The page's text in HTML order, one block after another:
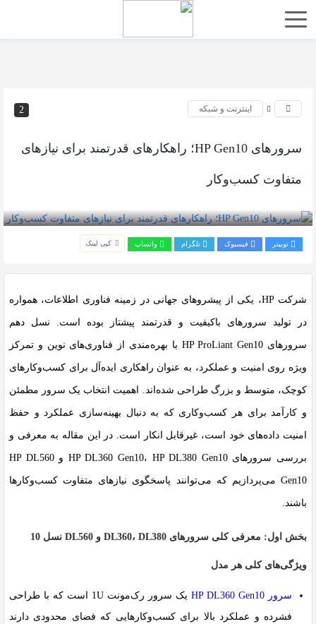
2 اینترنت و شبکه
سرورهای HP Gen10؛ راهکارهای قدرتمند برای نیازهای
متفاوت کسب‌وکار
توییتر فیسبوک تلگرام واتساپ کپی لینک
شرکت HP، یکی از پیشروهای جهانی در زمینه فناوری اطلاعات، همواره
در تولید سرورهای باکیفیت و قدرتمند پیشتاز بوده است. نسل دهم
سرورهای HP ProLiant Gen10 با بهره‌مندی از فناوری‌های نوین و تمرکز
ویژه روی امنیت و عملکرد، به عنوان راهکاری ایده‌آل برای کسب‌وکارهای
کوچک، متوسط و بزرگ طراحی شده‌اند. اهمیت انتخاب یک سرور مطمئن
و کارآمد برای هر کسب‌وکاری که به دنبال بهینه‌سازی عملکرد و حفظ
امنیت داده‌های خود است، غیرقابل انکار است. در این مقاله به معرفی و
بررسی سرورهای HP DL360 Gen10، HP DL380 Gen10 و HP DL560
Gen10 می‌پردازیم که می‌توانند پاسخگوی نیازهای متفاوت کسب‌وکارها
باشند.
بخش اول: معرفی کلی سرورهای DL360، DL380 و DL560 نسل 10
ویژگی‌های کلی هر مدل
سرور HP DL360 Gen10
یک سرور رک‌مونت 1U است که با طراحی
فشرده و عملکرد بالا برای کسب‌وکارهایی که فضای محدودی دارند